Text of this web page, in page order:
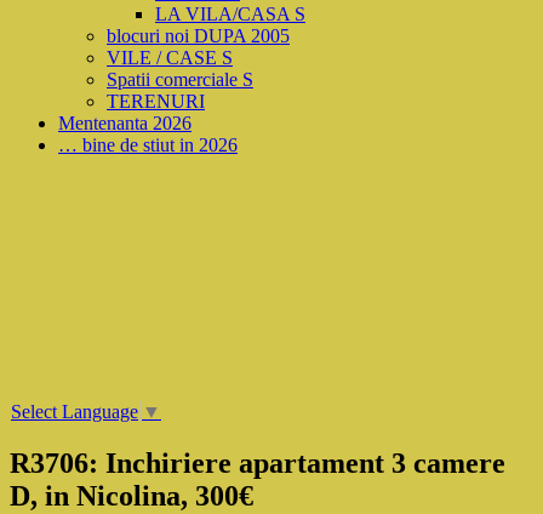
LA VILA/CASA S
blocuri noi DUPA 2005
VILE / CASE S
Spatii comerciale S
TERENURI
Mentenanta 2026
… bine de stiut in 2026
Select Language ▼
R3706: Inchiriere apartament 3 camere
D, in Nicolina, 300€